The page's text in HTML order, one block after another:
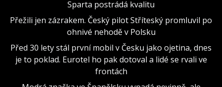
Sparta postrádá kvalitu
Přežili jen zázrakem. Český pilot Stříteský promluvil po
ohnivé nehodě v Polsku
Před 30 lety stál první mobil v Česku jako ojetina, dnes
je to poklad. Eurotel ho pak dotoval a lidé se rvali ve
frontách